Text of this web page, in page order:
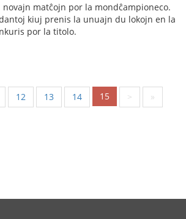
matĉojn por la mondĉampioneco.
kiuj prenis la unuajn du lokojn en la
por la titolo.
12 13 14 15 > »